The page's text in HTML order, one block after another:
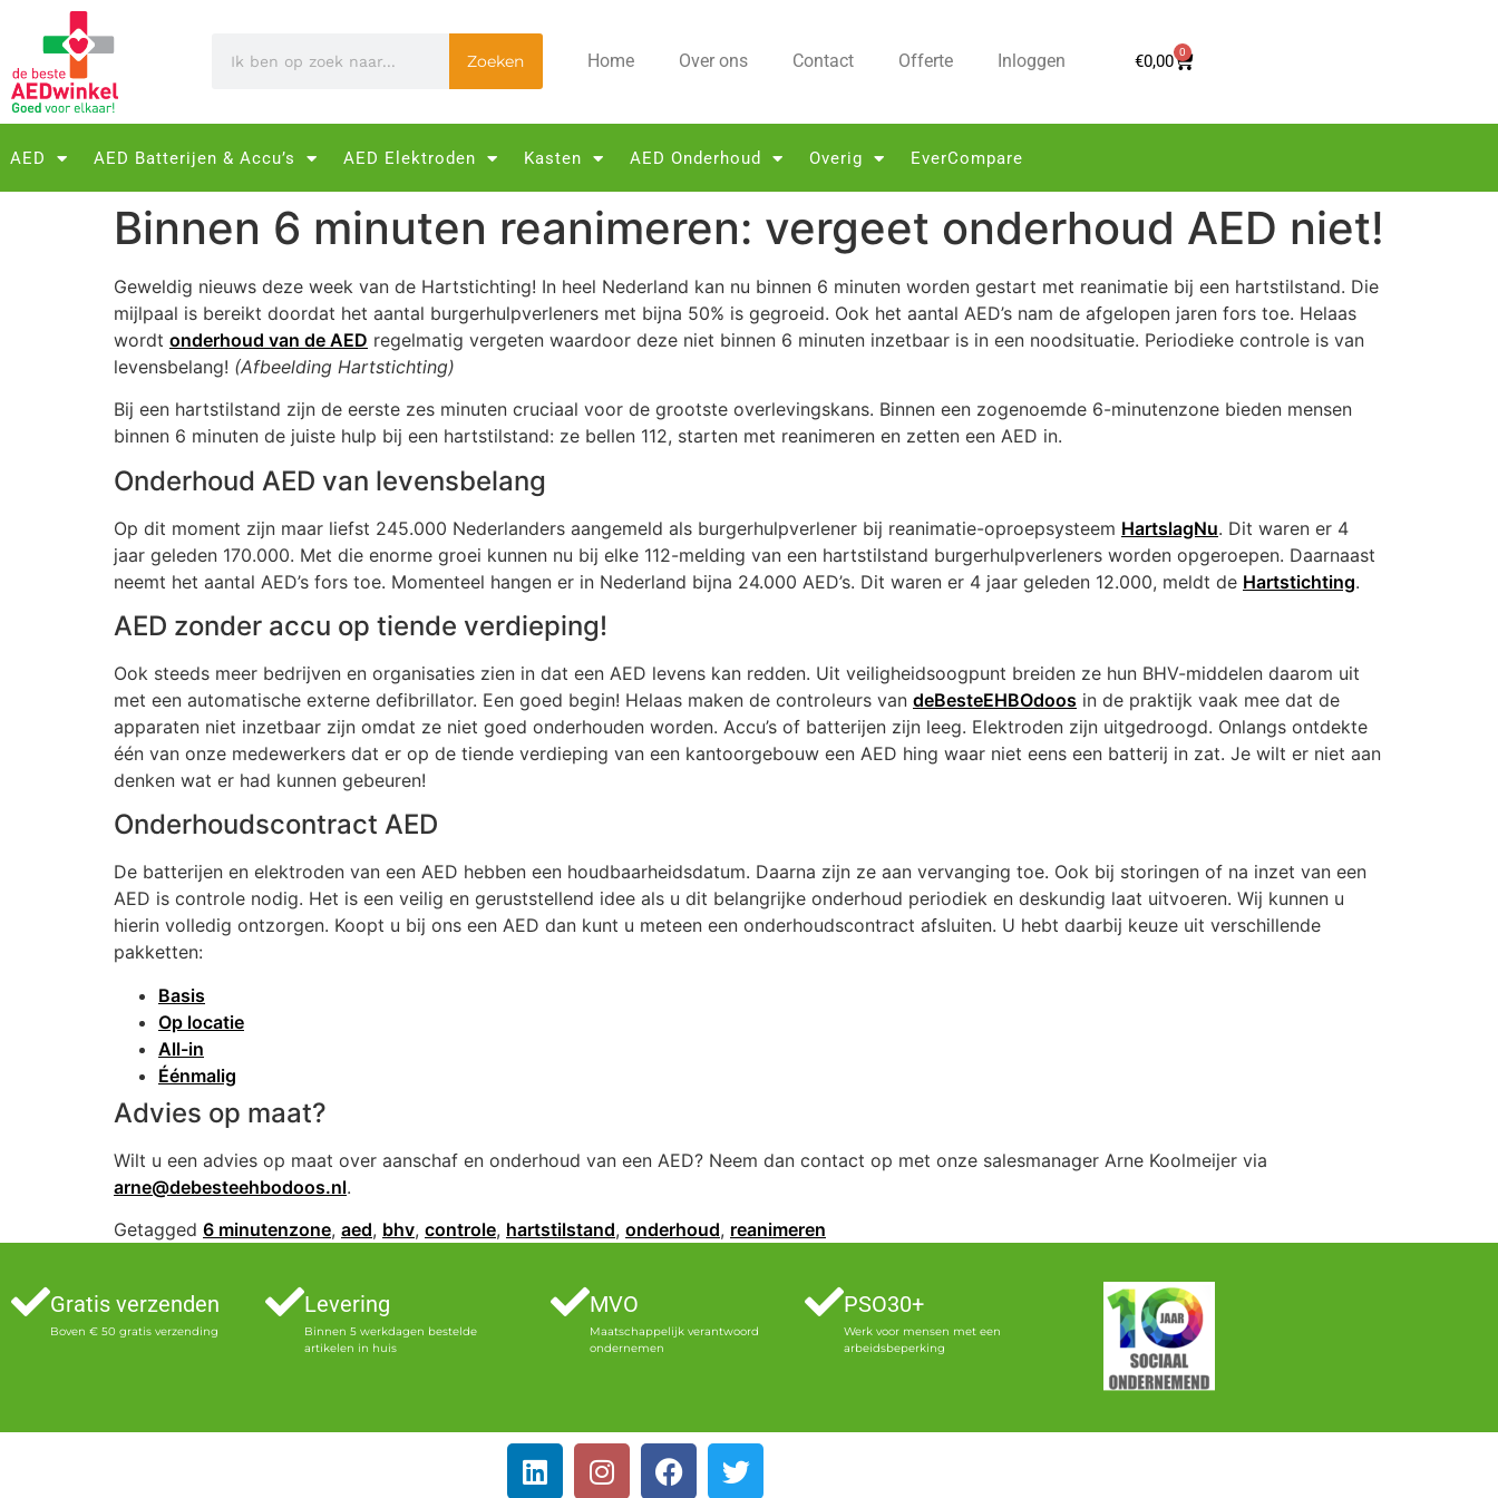
Zoeken Home Over ons Contact Offerte Inloggen €0,00 0
AED AED Batterijen & Accu’s AED Elektroden Kasten AED Onderhoud Overig EverCompare
Binnen 6 minuten reanimeren: vergeet onderhoud AED niet!
Geweldig nieuws deze week van de Hartstichting! In heel Nederland kan nu binnen 6 minuten worden gestart met reanimatie bij een hartstilstand. Die
mijlpaal is bereikt doordat het aantal burgerhulpverleners met bijna 50% is gegroeid. Ook het aantal AED’s nam de afgelopen jaren fors toe. Helaas
wordt onderhoud van de AED regelmatig vergeten waardoor deze niet binnen 6 minuten inzetbaar is in een noodsituatie. Periodieke controle is van
levensbelang! (Afbeelding Hartstichting)
Bij een hartstilstand zijn de eerste zes minuten cruciaal voor de grootste overlevingskans. Binnen een zogenoemde 6-minutenzone bieden mensen
binnen 6 minuten de juiste hulp bij een hartstilstand: ze bellen 112, starten met reanimeren en zetten een AED in.
Onderhoud AED van levensbelang
Op dit moment zijn maar liefst 245.000 Nederlanders aangemeld als burgerhulpverlener bij reanimatie-oproepsysteem HartslagNu. Dit waren er 4
jaar geleden 170.000. Met die enorme groei kunnen nu bij elke 112-melding van een hartstilstand burgerhulpverleners worden opgeroepen. Daarnaast
neemt het aantal AED’s fors toe. Momenteel hangen er in Nederland bijna 24.000 AED’s. Dit waren er 4 jaar geleden 12.000, meldt de Hartstichting.
AED zonder accu op tiende verdieping!
Ook steeds meer bedrijven en organisaties zien in dat een AED levens kan redden. Uit veiligheidsoogpunt breiden ze hun BHV-middelen daarom uit
met een automatische externe defibrillator. Een goed begin! Helaas maken de controleurs van deBesteEHBOdoos in de praktijk vaak mee dat de
apparaten niet inzetbaar zijn omdat ze niet goed onderhouden worden. Accu’s of batterijen zijn leeg. Elektroden zijn uitgedroogd. Onlangs ontdekte
één van onze medewerkers dat er op de tiende verdieping van een kantoorgebouw een AED hing waar niet eens een batterij in zat. Je wilt er niet aan
denken wat er had kunnen gebeuren!
Onderhoudscontract AED
De batterijen en elektroden van een AED hebben een houdbaarheidsdatum. Daarna zijn ze aan vervanging toe. Ook bij storingen of na inzet van een
AED is controle nodig. Het is een veilig en geruststellend idee als u dit belangrijke onderhoud periodiek en deskundig laat uitvoeren. Wij kunnen u
hierin volledig ontzorgen. Koopt u bij ons een AED dan kunt u meteen een onderhoudscontract afsluiten. U hebt daarbij keuze uit verschillende
pakketten:
Basis
Op locatie
All-in
Éénmalig
Advies op maat?
Wilt u een advies op maat over aanschaf en onderhoud van een AED? Neem dan contact op met onze salesmanager Arne Koolmeijer via
arne@debesteehbodoos.nl.
Getagged 6 minutenzone, aed, bhv, controle, hartstilstand, onderhoud, reanimeren
Gratis verzenden
Boven € 50 gratis verzending
Levering
Binnen 5 werkdagen bestelde
artikelen in huis
MVO
Maatschappelijk verantwoord
ondernemen
PSO30+
Werk voor mensen met een
arbeidsbeperking